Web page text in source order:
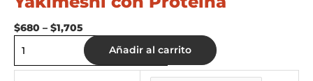
$680 – $1,705Price
range:
$680
through
con
Proteína
Añadir al carrito